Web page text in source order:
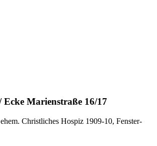
Ecke Marienstraße 16/17
Christliches Hospiz 1909-10, Fenster-